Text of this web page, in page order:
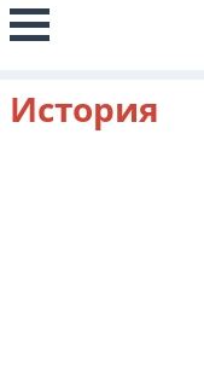
История